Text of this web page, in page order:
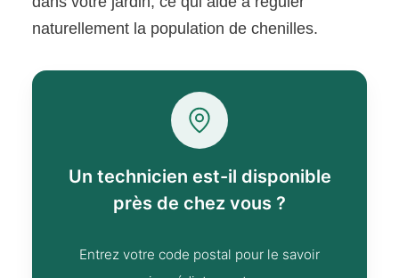
naturellement la population de chenilles.
Un technicien est-il disponible
près de chez vous ?
Entrez votre code postal pour le savoir